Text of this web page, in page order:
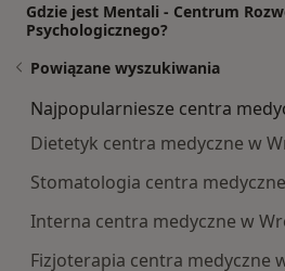
Gdzie jest Mentali - Centrum
Psychologicznego?
Powiązane wyszukiwania
Najpopularniesze centra
Dietetyk centra medyczne w
Stomatologia centra
Interna centra medyczne w
Fizjoterapia centra medyczne